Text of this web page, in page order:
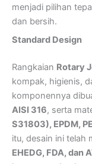
menjadi pilihan
dan bersih.
Standard Design
Rangkaian Rotary
kompak, higienis,
komponennya
AISI 316, serta
S31803), EPDM,
itu, desain ini telah
EHEDG, FDA, dan